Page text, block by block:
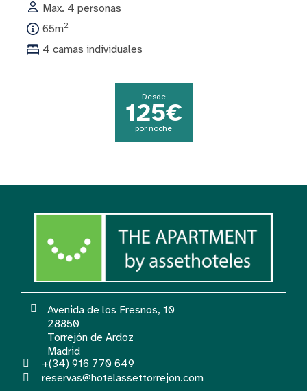
Max. 4 personas
65m2
4 camas individuales
Desde
125€
por noche
Avenida de los Fresnos, 10
28850
Torrejón de Ardoz
Madrid
+(34) 916 770 649
reservas@hotelassettorrejon.com